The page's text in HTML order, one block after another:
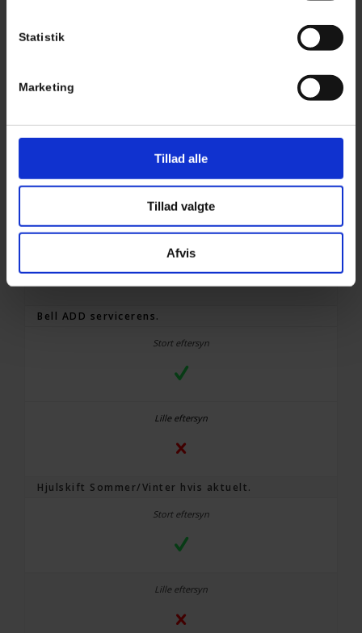
Statistik
Marketing
Tillad alle
Tillad valgte
Afvis
Udlæsning af bilens software, dvs. læsning af
Bell ADD servicerens.
Hjulskift Sommer/Vinter hvis aktuelt.